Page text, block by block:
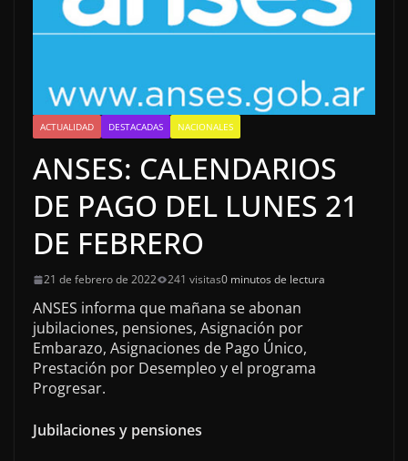
ACTUALIDAD DESTACADAS NACIONALES
ANSES: CALENDARIOS
DE PAGO DEL LUNES 21
DE FEBRERO
21 de febrero de 2022 241 visitas0 minutos de lectura
ANSES informa que mañana se abonan
jubilaciones, pensiones, Asignación por
Embarazo, Asignaciones de Pago Único,
Prestación por Desempleo y el programa
Progresar.
Jubilaciones y pensiones